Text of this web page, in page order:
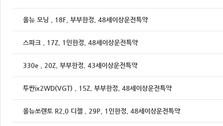
올뉴 모닝 , 18F, 부부한정, 48세이상운전특약
스파크 , 17Z, 1인한정, 48세이상운전특약
330e , 20Z, 부부한정, 43세이상운전특약
투싼ix2WD(VGT) , 15Z, 부부한정, 48세이상운전특약
올뉴쏘렌토 R2.0 디젤 , 29P, 1인한정, 48세이상운전특약